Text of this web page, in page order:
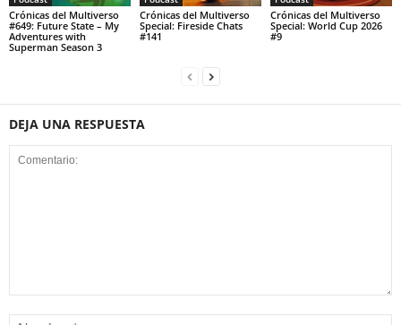
Crónicas del Multiverso
#649: Future State – My
Adventures with
Superman Season 3
Crónicas del Multiverso
Special: Fireside Chats
#141
Crónicas del Multiverso
Special: World Cup 2026
#9
DEJA UNA RESPUESTA